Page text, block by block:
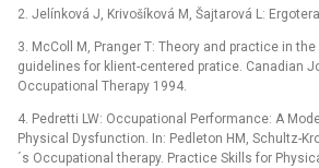
2. Jelínková J, Krivošíková M, Šajtarová L:
3. McColl M, Pranger T: Theory and practice in
guidelines for klient-centered pratice. Canadian
Occupational Therapy 1994.
4. Pedretti LW: Occupational Performance: A
Physical Dysfunction. In: Pedleton HM, Schultz-
´s Occupational therapy. Practice Skills for